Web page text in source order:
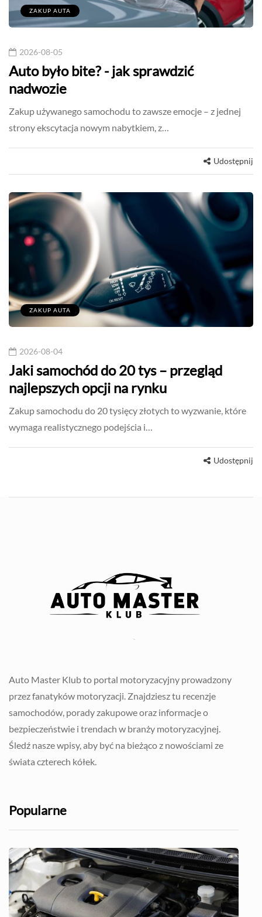
ZAKUP AUTA
2026-08-05
Auto było bite? - jak sprawdzić
nadwozie
Zakup używanego samochodu to zawsze emocje – z jednej
strony ekscytacja nowym nabytkiem, z…
Udostępnij
ZAKUP AUTA
2026-08-04
Jaki samochód do 20 tys – przegląd
najlepszych opcji na rynku
Zakup samochodu do 20 tysięcy złotych to wyzwanie, które
wymaga realistycznego podejścia i…
Udostępnij
Auto Master Klub to portal motoryzacyjny prowadzony
przez fanatyków motoryzacji. Znajdziesz tu recenzje
samochodów, porady zakupowe oraz informacje o
bezpieczeństwie i trendach w branży motoryzacyjnej.
Śledź nasze wpisy, aby być na bieżąco z nowościami ze
świata czterech kółek.
Popularne